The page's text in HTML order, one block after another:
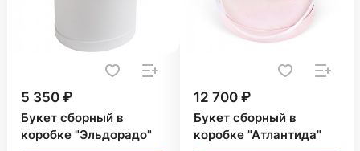
5 350 ₽
Букет сборный в
коробке "Эльдорадо"
12 700 ₽
Букет сборный в
коробке "Атлантида"